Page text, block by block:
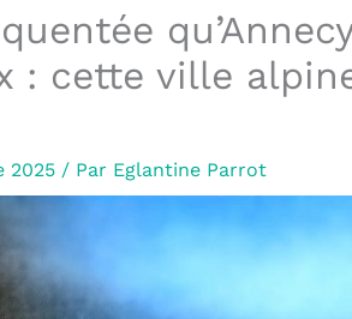
: cette ville
2025 / Par Eglantine Parrot